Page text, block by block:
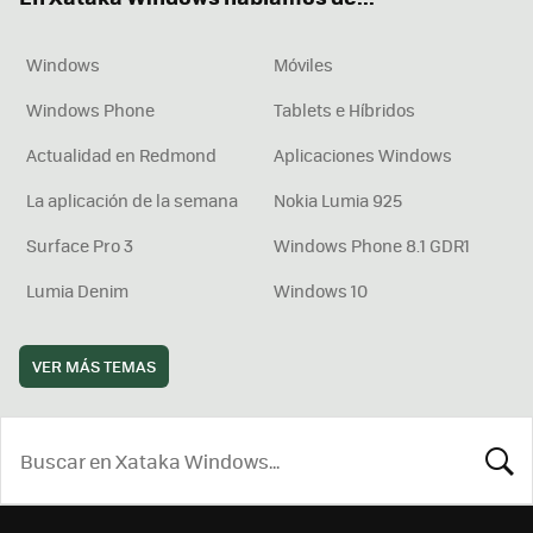
Windows
Móviles
Windows Phone
Tablets e Híbridos
Actualidad en Redmond
Aplicaciones Windows
La aplicación de la semana
Nokia Lumia 925
Surface Pro 3
Windows Phone 8.1 GDR1
Lumia Denim
Windows 10
VER MÁS TEMAS